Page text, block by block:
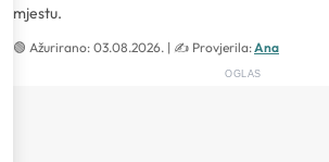
mjestu.
🟢 Ažurirano: 03.08.2026. | ✍️ Provjerila:Ana
OGLAS